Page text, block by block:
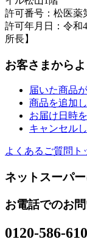
許可番号：松医薬
許可年月日：令和
所長】
お客さまから
届いた商品
商品を追加
お届け日時
キャンセル
よくあるご質問ト
ネットスーパ
お電話でのお
0120-586-610